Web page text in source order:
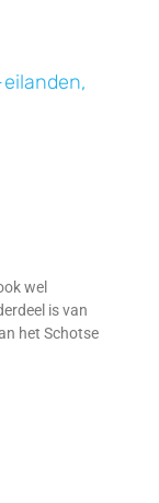
wel
is van
het Schotse